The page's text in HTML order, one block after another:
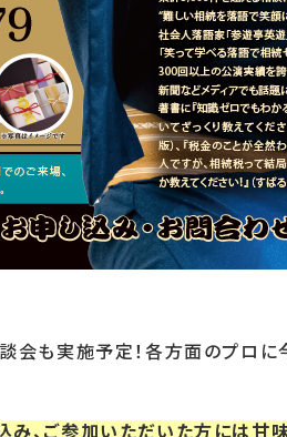
会も実施予定！各方面のプロに
、ご参加いただいた方には甘味